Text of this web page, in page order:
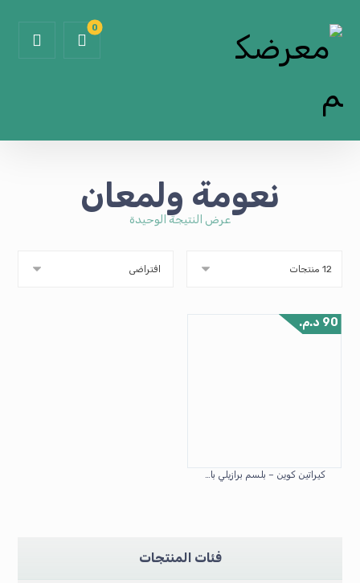
نعومة ولمعان
عرض النتيجة الوحيدة
90 د.م.
فئات المنتجات